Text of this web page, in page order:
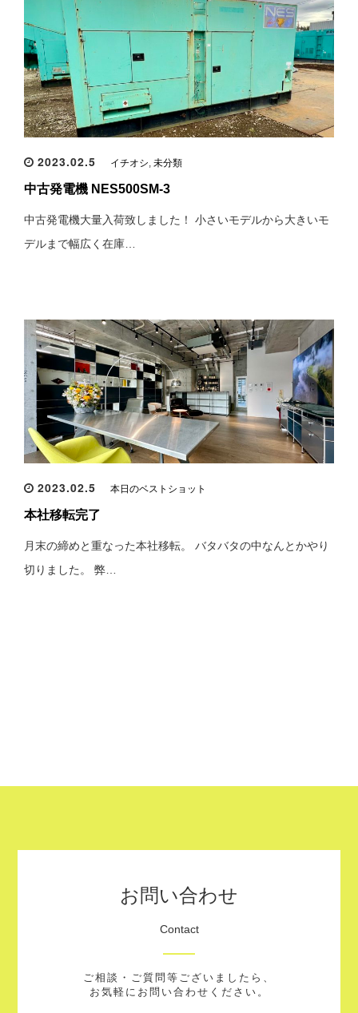
2023.02.5 イチオシ, 未分類
中古発電機 NES500SM-3
中古発電機大量入荷致しました！ 小さいモデルから大きいモ
デルまで幅広く在庫…
2023.02.5 本日のベストショット
本社移転完了
月末の締めと重なった本社移転。 バタバタの中なんとかやり
切りました。 弊…
お問い合わせ
Contact
ご相談・ご質問等ございましたら、
お気軽にお問い合わせください。